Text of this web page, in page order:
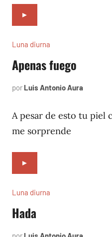
►
Luna diurna
Apenas fuego
por Luis Antonio Aura
2002
A pesar de esto tu piel
me sorprende
►
Luna diurna
Hada